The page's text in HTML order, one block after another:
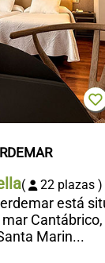
( 22 plazas )
está
Cantábrico,
Marin...